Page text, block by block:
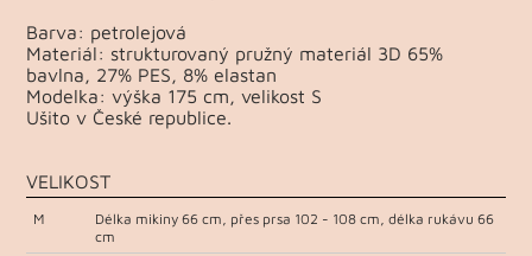
Barva: petrolejová
Materiál: strukturovaný pružný materiál 3D 65%
bavlna, 27% PES, 8% elastan
Modelka: výška 175 cm, velikost S
Ušito v České republice.
VELIKOST
M
Délka mikiny 66 cm, přes prsa 102 - 108 cm, délka rukávu 66
cm